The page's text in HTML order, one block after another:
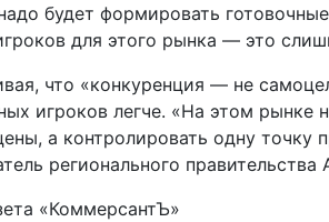
будет формировать
для этого рынка — это
что «конкуренция — не
игроков легче. «На этом рынке
а контролировать одну точку
регионального
«КоммерсантЪ»